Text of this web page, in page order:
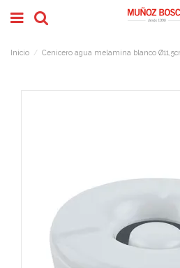
Inicio Cenicero agua melamina blanco